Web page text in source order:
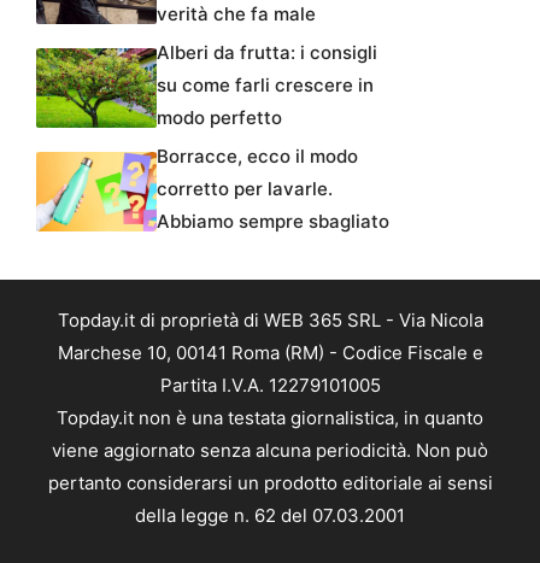
verità che fa male
Alberi da frutta: i consigli
su come farli crescere in
modo perfetto
Borracce, ecco il modo
corretto per lavarle.
Abbiamo sempre sbagliato
Topday.it di proprietà di WEB 365 SRL - Via Nicola
Marchese 10, 00141 Roma (RM) - Codice Fiscale e
Partita I.V.A. 12279101005
Topday.it non è una testata giornalistica, in quanto
viene aggiornato senza alcuna periodicità. Non può
pertanto considerarsi un prodotto editoriale ai sensi
della legge n. 62 del 07.03.2001